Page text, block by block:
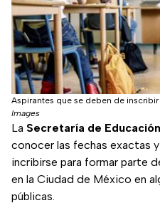
Aspirantes que se deben de
Images
La Secretaría de
conocer las fechas exactas
incribirse para formar parte
en la Ciudad de México en
públicas.